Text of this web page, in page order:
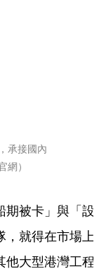
承接國內
）
期被卡」與「設
，就得在市場上
他大型港灣工程